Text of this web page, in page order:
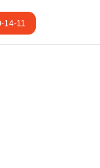
14-11